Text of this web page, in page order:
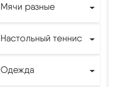
Мячи разные
Настольный теннис
Одежда